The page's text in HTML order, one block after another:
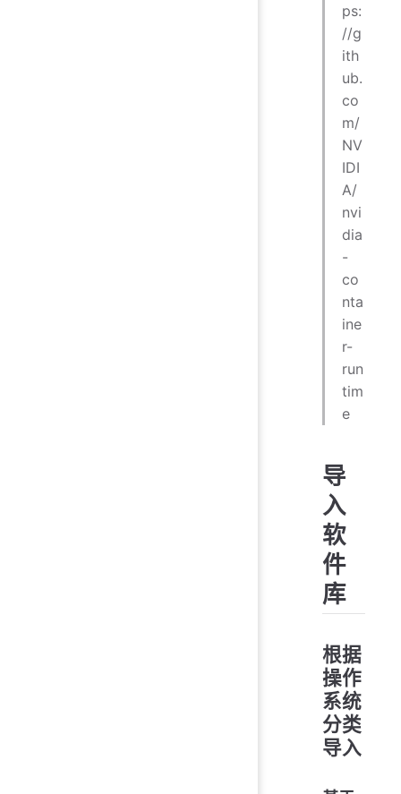
ps:
//g
ith
ub.
co
m/
NV
IDI
A/
nvi
dia
-
co
nta
ine
r-
run
tim
e
导
入
软
件
库
根据
操作
系统
分类
导入